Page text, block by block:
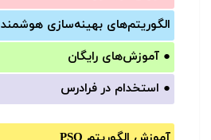
الگوریتم‌های بهینه‌سازی هوشمند
● آموزش‌های رایگان
● استخدام در فرادرس